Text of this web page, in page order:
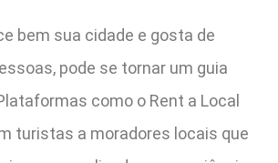
bem sua cidade e gosta de
pode se tornar um guia
como o Rent a Local
turistas a moradores locais que